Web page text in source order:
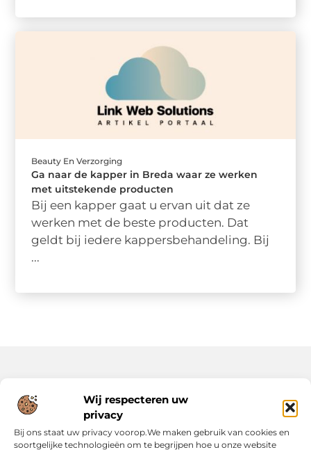
Wij respecteren uw
privacy
Bij ons staat uw privacy voorop.We maken gebruik van cookies en
soortgelijke technologieën om te begrijpen hoe u onze website
Beauty En Verzorging
Ga naar de kapper in Breda waar ze werken
met uitstekende producten
Bij een kapper gaat u ervan uit dat ze
werken met de beste producten. Dat
geldt bij iedere kappersbehandeling. Bij
...
Onze informatie